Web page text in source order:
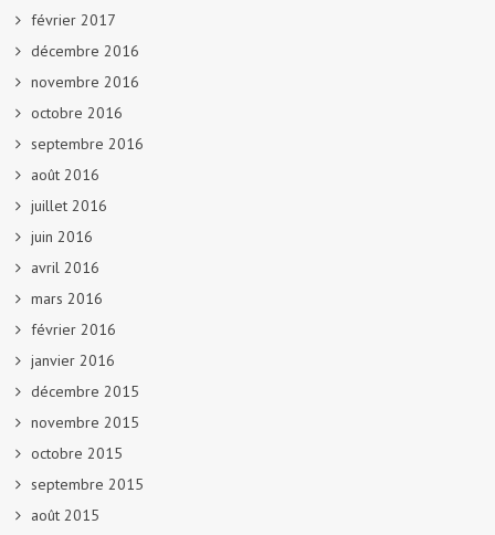
février 2017
décembre 2016
novembre 2016
octobre 2016
septembre 2016
août 2016
juillet 2016
juin 2016
avril 2016
mars 2016
février 2016
janvier 2016
décembre 2015
novembre 2015
octobre 2015
septembre 2015
août 2015